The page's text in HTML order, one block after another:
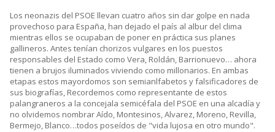
Los neonazis del PSOE llevan cuatro años sin dar golpe en nada
provechoso para España, han dejado el país al albur del clima
mientras ellos se ocupaban de poner en práctica sus planes
gallineros. Antes tenían chorizos vulgares en los puestos
responsables del Estado como Vera, Roldán, Barrionuevo… ahora
tienen a brujos iluminados viviendo como millonarios. En ambas
etapas estos mayordomos son semianlfabetos y falsificadores de
sus biografías, Recordemos como representante de estos
palangraneros a la concejala semicéfala del PSOE en una alcadía y
no olvidemos nombrar Aído, Montesinos, Alvarez, Moreno, Revilla,
Bermejo, Blanco…todos poseídos de "vida lujosa en otro mundo".